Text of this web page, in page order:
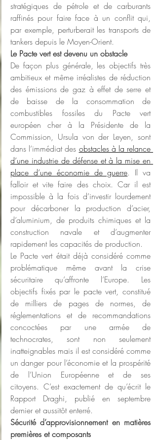
stratégiques de pétrole et de carburants
raffinés pour faire face à un conflit qui,
par exemple, perturberait les transports de
tankers depuis le Moyen-Orient.
Le Pacte vert est devenu un obstacle
De façon plus générale, les objectifs très
ambitieux et même irréalistes de réduction
des émissions de gaz à effet de serre et
de baisse de la consommation de
combustibles fossiles du Pacte vert
européen cher à la Présidente de la
Commission, Ursula von der Leyen, sont
dans l’immédiat des obstacles à la relance
d’une industrie de défense et à la mise en
place d’une économie de guerre. Il va
falloir et vite faire des choix. Car il est
impossible à la fois d’investir lourdement
pour décarboner la production d’acier,
d’aluminium, de produits chimiques et la
construction navale et d’augmenter
rapidement les capacités de production.
Le Pacte vert était déjà considéré comme
problématique même avant la crise
sécuritaire qu’affronte l’Europe. Les
objectifs fixés par le pacte vert, constitué
de milliers de pages de normes, de
réglementations et de recommandations
concoctées par une armée de
technocrates, sont non seulement
inatteignables mais il est considéré comme
un danger pour l’économie et la prospérité
de l’Union Européenne et de ses
citoyens. C’est exactement de qu’écrit le
Rapport Draghi, publié en septembre
dernier et aussitôt enterré.
Sécurité d’approvisionnement en matières
premières et composants